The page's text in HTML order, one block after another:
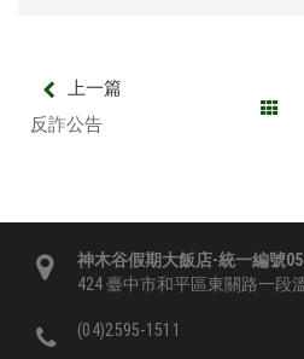
上一篇
反詐公告
神木谷假期大飯店-統一編號
424 臺中市和平區東關路一段
(04)2595-1511